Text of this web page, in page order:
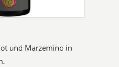
und Marzemino in